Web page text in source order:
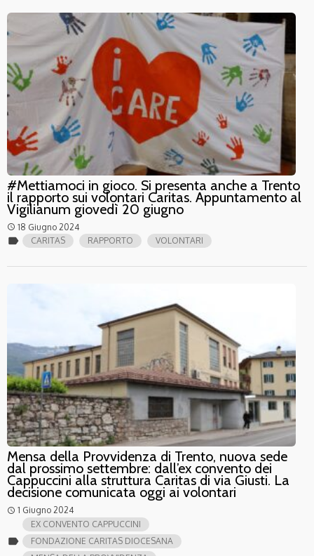
#Mettiamoci in gioco. Si presenta anche a Trento
il rapporto sui volontari Caritas. Appuntamento al
Vigilianum giovedì 20 giugno
access_time 18 Giugno 2024
label CARITAS RAPPORTO VOLONTARI
Mensa della Provvidenza di Trento, nuova sede
dal prossimo settembre: dall’ex convento dei
Cappuccini alla struttura Caritas di via Giusti. La
decisione comunicata oggi ai volontari
access_time 1 Giugno 2024
label
EX CONVENTO CAPPUCCINI
FONDAZIONE CARITAS DIOCESANA